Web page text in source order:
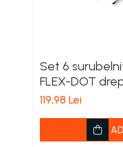
Îngrășăminte Gazon
Regulatori de creștere
Antioxidanți /
Set 6
FLEX-DOT
119,98 Lei